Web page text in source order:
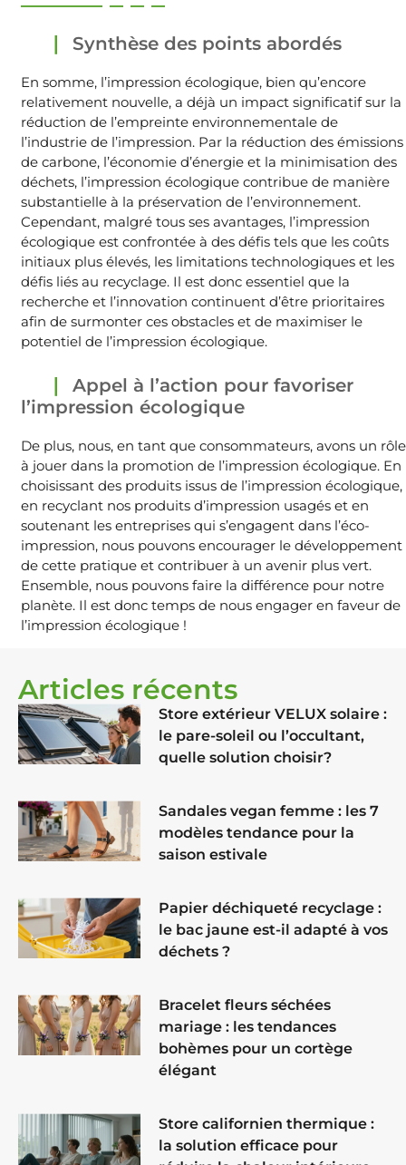
Articles récents
Store extérieur VELUX solaire :
le pare-soleil ou l’occultant,
quelle solution choisir?
Sandales vegan femme : les 7
modèles tendance pour la
saison estivale
Papier déchiqueté recyclage :
le bac jaune est-il adapté à vos
déchets ?
Bracelet fleurs séchées
mariage : les tendances
bohèmes pour un cortège
élégant
Store californien thermique :
la solution efficace pour
Synthèse des points abordés
En somme, l’impression écologique, bien qu’encore
relativement nouvelle, a déjà un impact significatif sur la
réduction de l’empreinte environnementale de
l’industrie de l’impression. Par la réduction des émissions
de carbone, l’économie d’énergie et la minimisation des
déchets, l’impression écologique contribue de manière
substantielle à la préservation de l’environnement.
Cependant, malgré tous ses avantages, l’impression
écologique est confrontée à des défis tels que les coûts
initiaux plus élevés, les limitations technologiques et les
défis liés au recyclage. Il est donc essentiel que la
recherche et l’innovation continuent d’être prioritaires
afin de surmonter ces obstacles et de maximiser le
potentiel de l’impression écologique.
Appel à l’action pour favoriser
l’impression écologique
De plus, nous, en tant que consommateurs, avons un rôle
à jouer dans la promotion de l’impression écologique. En
choisissant des produits issus de l’impression écologique,
en recyclant nos produits d’impression usagés et en
soutenant les entreprises qui s’engagent dans l’éco-
impression, nous pouvons encourager le développement
de cette pratique et contribuer à un avenir plus vert.
Ensemble, nous pouvons faire la différence pour notre
planète. Il est donc temps de nous engager en faveur de
l’impression écologique !